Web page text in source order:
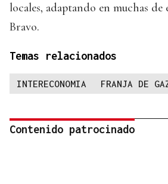
locales, adaptando en muchas de
Bravo.
Temas relacionados
INTERECONOMIA FRANJA DE
Contenido patrocinado